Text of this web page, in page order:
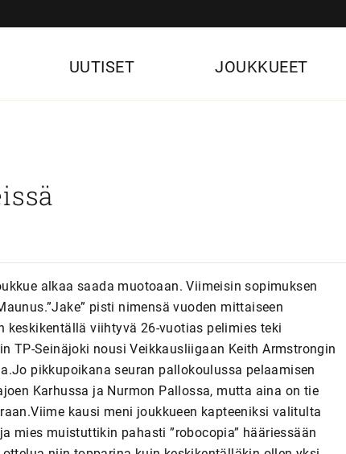
UUTISET JOUKKUEET
alkaa saada muotoaan. Viimeisin sopimuksen
pisti nimensä vuoden mittaiseen
keskikentällä viihtyvä 26-vuotias pelimies teki
TP-Seinäjoki nousi Veikkausliigaan Keith Armstrongin
pikkupoikana seuran pallokoulussa pelaamisen
Karhussa ja Nurmon Pallossa, mutta aina on tie
kausi meni joukkueen kapteeniksi valitulta
mies muistuttikin pahasti ”robocopia” hääriessään